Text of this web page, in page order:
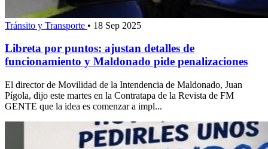
Tránsito y Transporte • 18 Sep 2025
Libreta por puntos: ajustan detalles de
funcionamiento y Maldonado pide penalizaciones
El director de Movilidad de la Intendencia de Maldonado, Juan
Pígola, dijo este martes en la Contratapa de la Revista de FM
GENTE que la idea es comenzar a impl...